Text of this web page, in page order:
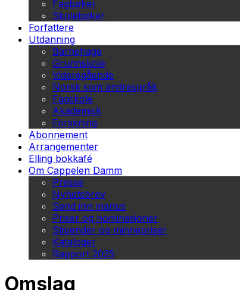
Fagbøker
Skolebøker
Forfattere
Utdanning
Barnehage
Grunnskole
Videregående
Norsk som andrespråk
Fagskole
Akademisk
Forskning
Abonnement
Arrangementer
Elling bokkafé
Om Cappelen Damm
Presse
Nyhetsbrev
Send inn manus
Priser og nominasjoner
Stipender og minnepriser
Kataloger
Rapport 2025
Omslag